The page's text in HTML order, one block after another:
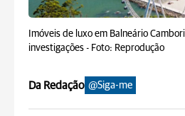
Imóveis de luxo em Balneário
investigações - Foto: Reprodução
Da Redação @Siga-me